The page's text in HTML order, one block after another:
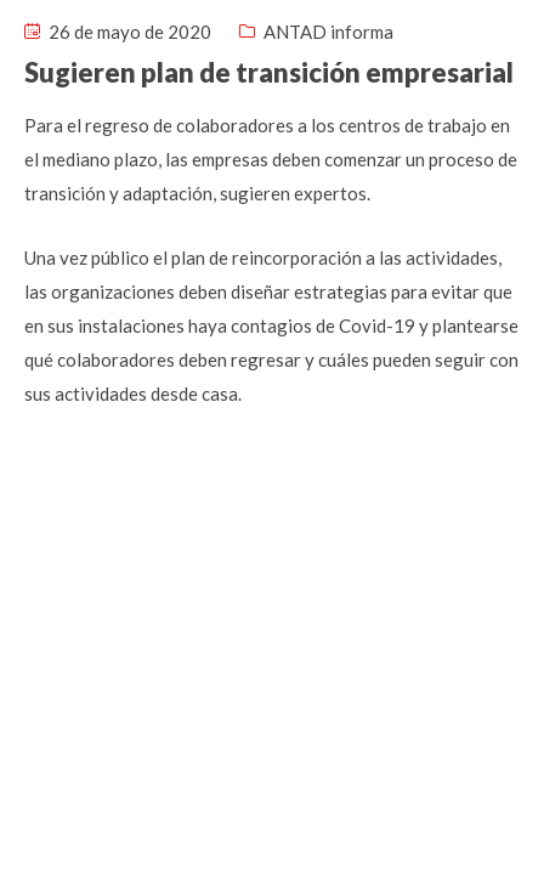
26 de mayo de 2020 ANTAD informa
Sugieren plan de transición empresarial
Para el regreso de colaboradores a los centros de trabajo en
el mediano plazo, las empresas deben comenzar un proceso de
transición y adaptación, sugieren expertos.
Una vez público el plan de reincorporación a las actividades,
las organizaciones deben diseñar estrategias para evitar que
en sus instalaciones haya contagios de Covid-19 y plantearse
qué colaboradores deben regresar y cuáles pueden seguir con
sus actividades desde casa.